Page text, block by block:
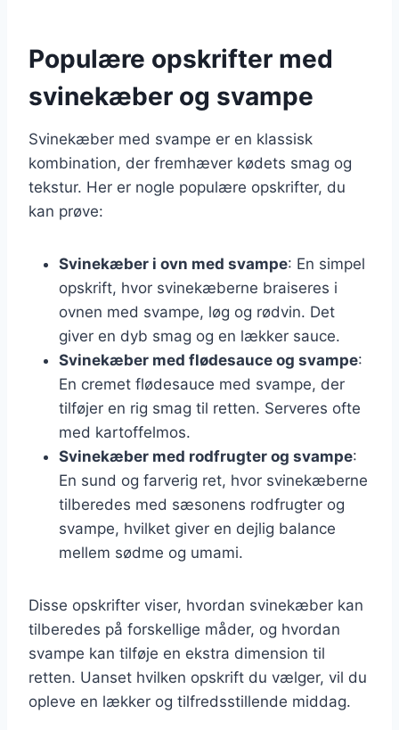
Populære opskrifter med
svinekæber og svampe
Svinekæber med svampe er en klassisk
kombination, der fremhæver kødets smag og
tekstur. Her er nogle populære opskrifter, du
kan prøve:
Svinekæber i ovn med svampe: En simpel
opskrift, hvor svinekæberne braiseres i
ovnen med svampe, løg og rødvin. Det
giver en dyb smag og en lækker sauce.
Svinekæber med flødesauce og svampe:
En cremet flødesauce med svampe, der
tilføjer en rig smag til retten. Serveres ofte
med kartoffelmos.
Svinekæber med rodfrugter og svampe:
En sund og farverig ret, hvor svinekæberne
tilberedes med sæsonens rodfrugter og
svampe, hvilket giver en dejlig balance
mellem sødme og umami.
Disse opskrifter viser, hvordan svinekæber kan
tilberedes på forskellige måder, og hvordan
svampe kan tilføje en ekstra dimension til
retten. Uanset hvilken opskrift du vælger, vil du
opleve en lækker og tilfredsstillende middag.